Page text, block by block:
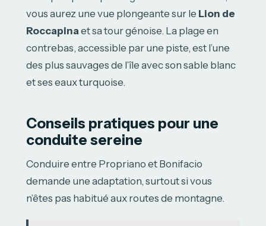
vous aurez une vue plongeante sur le Lion de
Roccapinaet sa tour génoise. La plage en
contrebas, accessible par une piste, est l’une
des plus sauvages de l’île avec son sable blanc
et ses eaux turquoise.
Conseils pratiques pour une
conduite sereine
Conduire entre Propriano et Bonifacio
demande une adaptation, surtout si vous
n’êtes pas habitué aux routes de montagne.